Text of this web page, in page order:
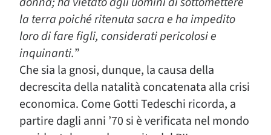
la terra poiché ritenuta sacra e ha impedito
loro di fare figli, considerati pericolosi e
inquinanti.”
Che sia la gnosi, dunque, la causa della
decrescita della natalità concatenata alla crisi
economica. Come Gotti Tedeschi ricorda, a
partire dagli anni ’70 si è verificata nel mondo